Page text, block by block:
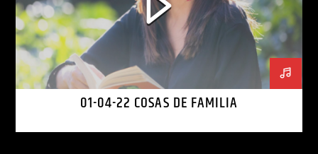
01-04-22 COSAS DE FAMILIA